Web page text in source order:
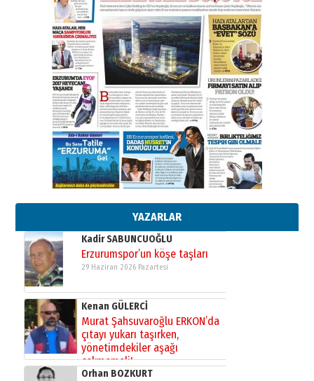
YAZARLAR
ATATÜRK ÜNİVERSİTESİ?”
28 Temmuz 2026 Salı
Ahmet Gökhan YAZICI
Ahmed Yesevi’den bir Alperen…
”Reisimiz” idi… Hakka yürüdü.!
26 Mart 2026 Perşembe
Cem Bakırcı
Ardında bıraktığı hatıralarıyla
gönül adamı Faruk Terzioğlu!
13 Mayıs 2026 Çarşamba
Esat BİNDESEN
Başkan Sekmen’den Erzurum’a
bir vizyon proje daha!
02 Ağustos 2026 Pazar
Kadir SABUNCUOĞLU
Erzurumspor’un köşe taşları
29 Haziran 2026 Pazartesi
Kenan GÜLERCİ
Murat Şahsuvaroğlu ERKON’da
çıtayı yukarı taşırken,
yönetimdekiler aşağı
çekmemeli!
17 Şubat 2026 SalıOrhan BOZKURT